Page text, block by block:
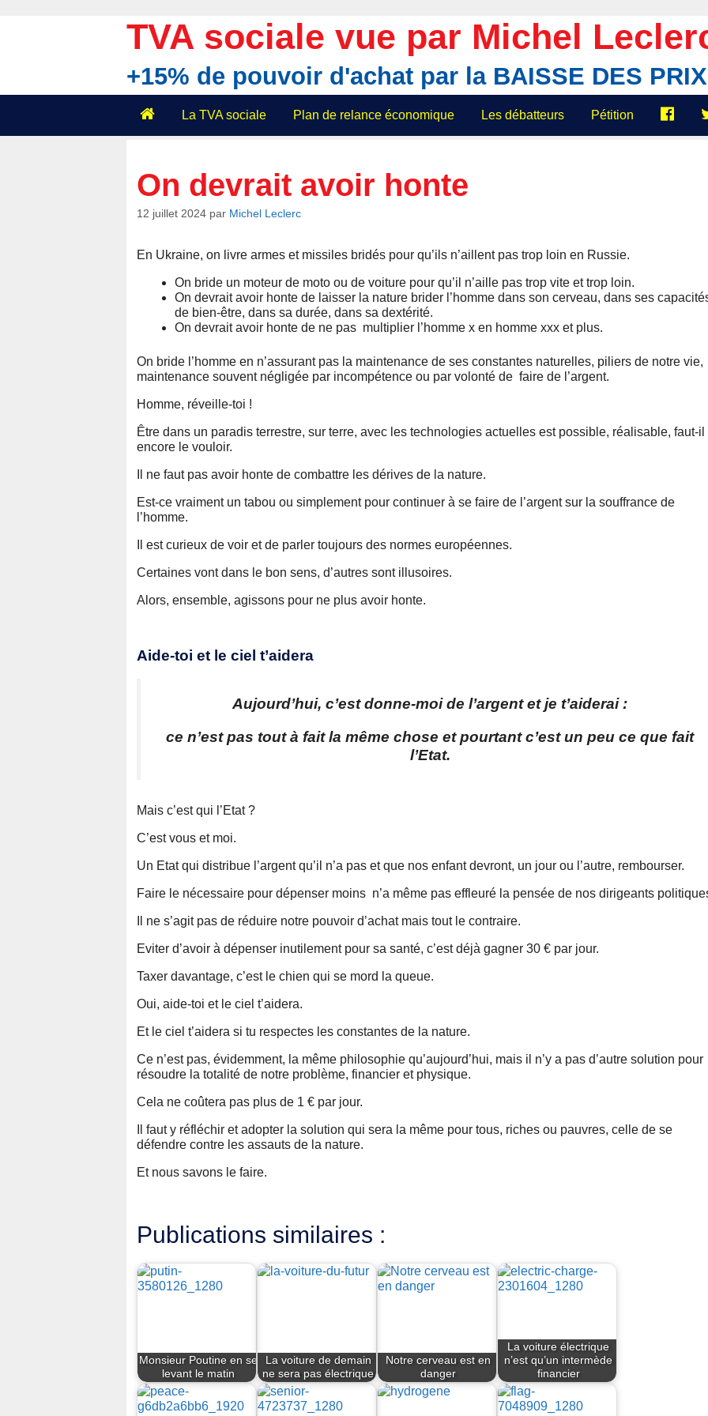
TVA sociale vue par Michel
+15% de pouvoir d'achat par la BAISSE DES
La TVA sociale Plan de relance économique Les débatteurs Pétition
On devrait avoir honte
12 juillet 2024 par Michel Leclerc
En Ukraine, on livre armes et missiles bridés pour qu’ils n’aillent pas trop loin en Russie.
On bride un moteur de moto ou de voiture pour qu’il n’aille pas trop vite et trop loin.
On devrait avoir honte de laisser la nature brider l’homme dans son cerveau, dans ses
de bien-être, dans sa durée, dans sa dextérité.
On devrait avoir honte de ne pas multiplier l’homme x en homme xxx et plus.
On bride l’homme en n’assurant pas la maintenance de ses constantes naturelles, piliers de notre vie,
maintenance souvent négligée par incompétence ou par volonté de faire de l’argent.
Homme, réveille-toi !
Être dans un paradis terrestre, sur terre, avec les technologies actuelles est possible, réalisable, faut-il
encore le vouloir.
Il ne faut pas avoir honte de combattre les dérives de la nature.
Est-ce vraiment un tabou ou simplement pour continuer à se faire de l’argent sur la souffrance de
l’homme.
Il est curieux de voir et de parler toujours des normes européennes.
Certaines vont dans le bon sens, d’autres sont illusoires.
Alors, ensemble, agissons pour ne plus avoir honte.
Aide-toi et le ciel t’aidera
Aujourd’hui, c’est donne-moi de l’argent et je t’aiderai :
ce n’est pas tout à fait la même chose et pourtant c’est un peu ce que fait
l’Etat.
Mais c’est qui l’Etat ?
C’est vous et moi.
Un Etat qui distribue l’argent qu’il n’a pas et que nos enfant devront, un jour ou l’autre, rembourser.
Faire le nécessaire pour dépenser moins n’a même pas effleuré la pensée de nos dirigeants
Il ne s’agit pas de réduire notre pouvoir d’achat mais tout le contraire.
Eviter d’avoir à dépenser inutilement pour sa santé, c’est déjà gagner 30 € par jour.
Taxer davantage, c’est le chien qui se mord la queue.
Oui, aide-toi et le ciel t’aidera.
Et le ciel t’aidera si tu respectes les constantes de la nature.
Ce n’est pas, évidemment, la même philosophie qu’aujourd’hui, mais il n’y a pas d’autre solution pour
résoudre la totalité de notre problème, financier et physique.
Cela ne coûtera pas plus de 1 € par jour.
Il faut y réfléchir et adopter la solution qui sera la même pour tous, riches ou pauvres, celle de se
défendre contre les assauts de la nature.
Et nous savons le faire.
Publications similaires :
Monsieur Poutine en se
levant le matin
La voiture de demain
ne sera pas électrique
Notre cerveau est en
danger
La voiture électrique
n’est qu’un intermède
financier